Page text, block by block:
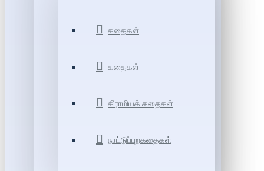
கதைகள்
கதைகள்
கிராமியக் கதைகள்
நாட்டுப்புறகதைகள்